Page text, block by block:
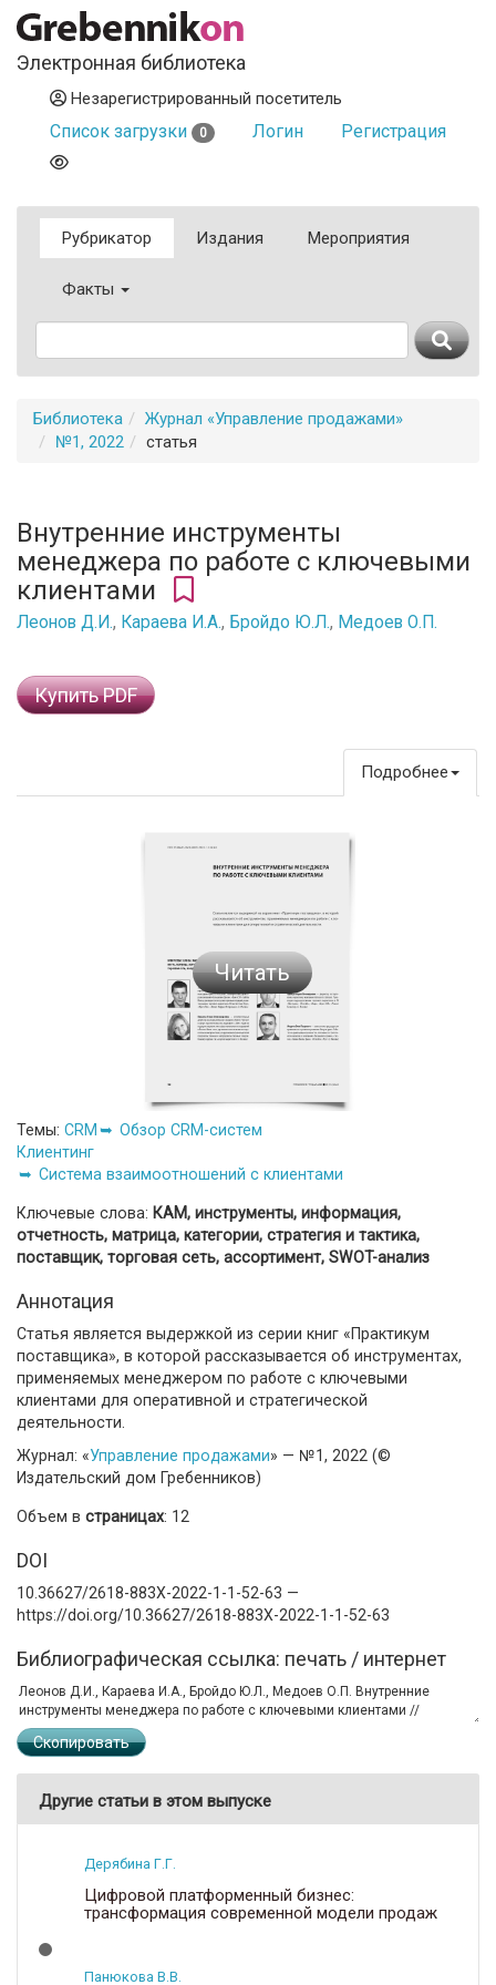
Электронная библиотека
Незарегистрированный посетитель
Список загрузки 0 Логин Регистрация
Рубрикатор Издания Мероприятия
Факты
Библиотека
Журнал «Управление продажами»
№1, 2022
статья
Внутренние инструменты
менеджера по работе с ключевыми
клиентами
Леонов Д.И., Караева И.А., Бройдо Ю.Л., Медоев О.П.
Купить PDF
Подробнее
Читать
Темы: CRM
Обзор CRM-систем
Клиентинг
Система взаимоотношений с клиентами
Ключевые слова: КАМ, инструменты, информация,
отчетность, матрица, категории, стратегия и тактика,
поставщик, торговая сеть, ассортимент, SWOT-анализ
Аннотация
Статья является выдержкой из серии книг «Практикум
поставщика», в которой рассказывается об инструментах,
применяемых менеджером по работе с ключевыми
клиентами для оперативной и стратегической
деятельности.
Журнал: «Управление продажами» — №1, 2022 (©
Издательский дом Гребенников)
Объем в страницах: 12
DOI
10.36627/2618-883X-2022-1-1-52-63 —
https://doi.org/10.36627/2618-883X-2022-1-1-52-63
Библиографическая ссылка: печать / интернет
Скопировать
Другие статьи в этом выпуске
Дерябина Г.Г.
Цифровой платформенный бизнес:
трансформация современной модели продаж
Панюкова В.В.